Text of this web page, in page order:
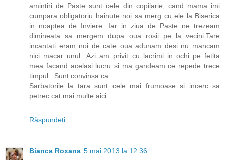
amintiri de Paste sunt cele din copilarie, cand mama imi
cumpara obligatoriu hainute noi sa merg cu ele la Biserica
in noaptea de Inviere. Iar in ziua de Paste ne trezeam
dimineata sa mergem dupa oua rosii pe la vecini.Tare
incantati eram noi de cate oua adunam desi nu mancam
nici macar unul...Azi am privit cu lacrimi in ochi pe fetita
mea facand acelasi lucru si ma gandeam ce repede trece
timpul...Sunt convinsa ca
Sarbatorile la tara sunt cele mai frumoase si incerc sa
petrec cat mai multe aici.
Răspundeți
Bianca Roxana 5 mai 2013 la 12:36